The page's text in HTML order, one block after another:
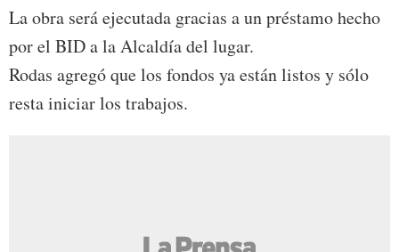
La obra será ejecutada gracias a un préstamo hecho
por el BID a la Alcaldía del lugar.
Rodas agregó que los fondos ya están listos y sólo
resta iniciar los trabajos.